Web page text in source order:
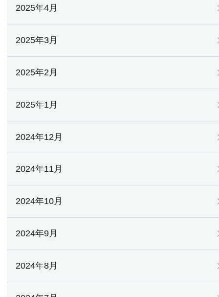
2025年4月
2025年3月
2025年2月
2025年1月
2024年12月
2024年11月
2024年10月
2024年9月
2024年8月